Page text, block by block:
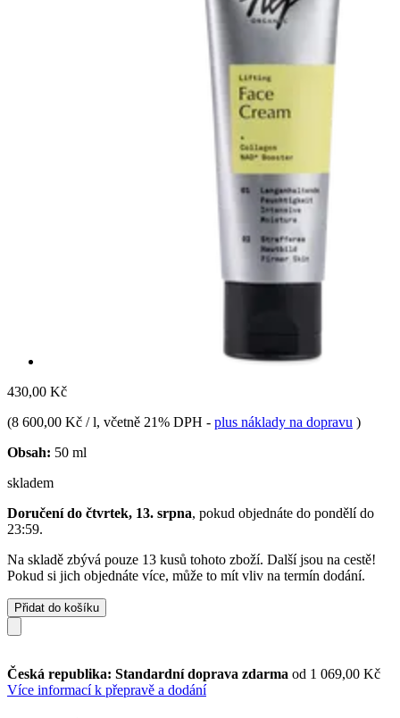
430,00 Kč
(8 600,00 Kč / l, včetně 21% DPH - plus náklady na dopravu )
Obsah: 50 ml
skladem
Doručení do čtvrtek, 13. srpna, pokud objednáte do pondělí do
23:59.
Na skladě zbývá pouze 13 kusů tohoto zboží. Další jsou na cestě!
Pokud si jich objednáte více, může to mít vliv na termín dodání.
Přidat do košíku
Česká republika: Standardní doprava zdarma od 1 069,00 Kč
Více informací k přepravě a dodání